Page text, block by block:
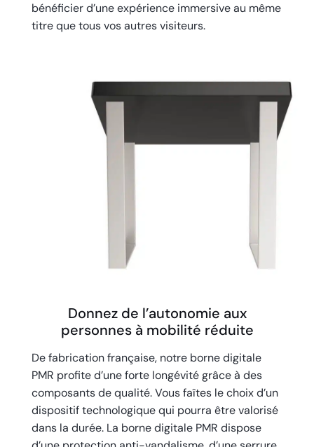
bénéficier d’une expérience immersive au même
titre que tous vos autres visiteurs.
Donnez de l’autonomie aux
personnes à mobilité réduite
De fabrication française, notre borne digitale
PMR profite d’une forte longévité grâce à des
composants de qualité. Vous faîtes le choix d’un
dispositif technologique qui pourra être valorisé
dans la durée. La borne digitale PMR dispose